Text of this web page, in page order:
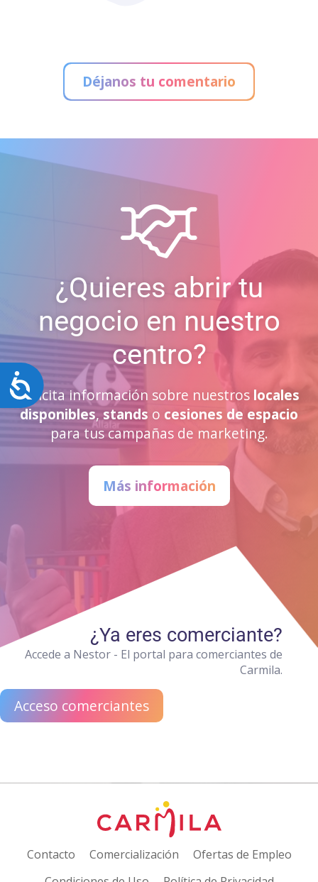
Accesibilidad
Déjanos tu comentario
¿Quieres abrir tu
negocio en nuestro
centro?
Solicita información sobre nuestros locales
disponibles, stands o cesiones de espacio
para tus campañas de marketing.
Más información
¿Ya eres comerciante?
Accede a Nestor - El portal para comerciantes de
Carmila.
Acceso comerciantes
Contacto Comercialización
Ofertas de Empleo